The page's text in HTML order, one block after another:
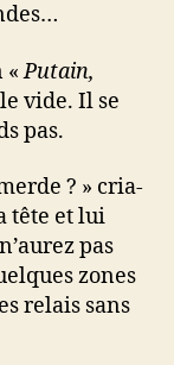
«Putain,
vide. Il se
pas.
? » cria-
tête et lui
pas
zones
relais sans